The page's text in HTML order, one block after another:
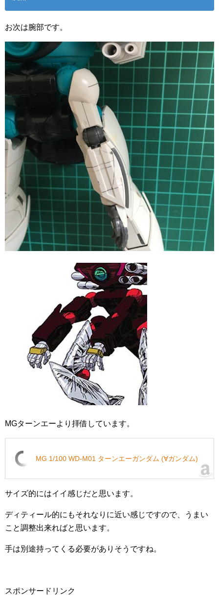
お次は腕部です。
MGターンエーより拝借しています。
MG 1/100 WD-M01 ターンエーガンダム (∀ガンダム)
サイズ的にはイイ感じだと思います。
ディティール的にもそれなりに近い感じですので、うまい
こと調整出来ればと思います。
手は別途持ってくる必要がありそうですね。
スポンサードリンク